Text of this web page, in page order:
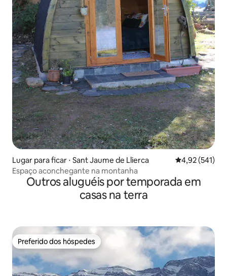
Lugar para ficar ⋅ Sant Jaume de Llierca 4,92 de uma
4,92 (541)
Espaço aconchegante na montanha
Outros aluguéis por temporada em
casas na terra
Preferido dos hóspedes
Preferido dos hóspedes